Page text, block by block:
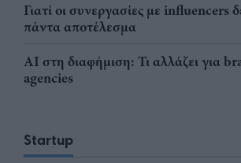
Γιατί οι συνεργασίες με influencers
πάντα αποτέλεσμα
AI στη διαφήμιση: Τι αλλάζει για
agencies
Startup